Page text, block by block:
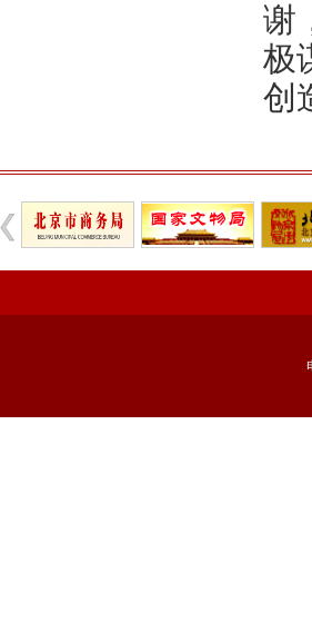
聚势 积微 修德 灵变——协会五届三次会员大会总结
关于北京地区拍卖企业安全生产和消防安全倡议书
谢
极
创